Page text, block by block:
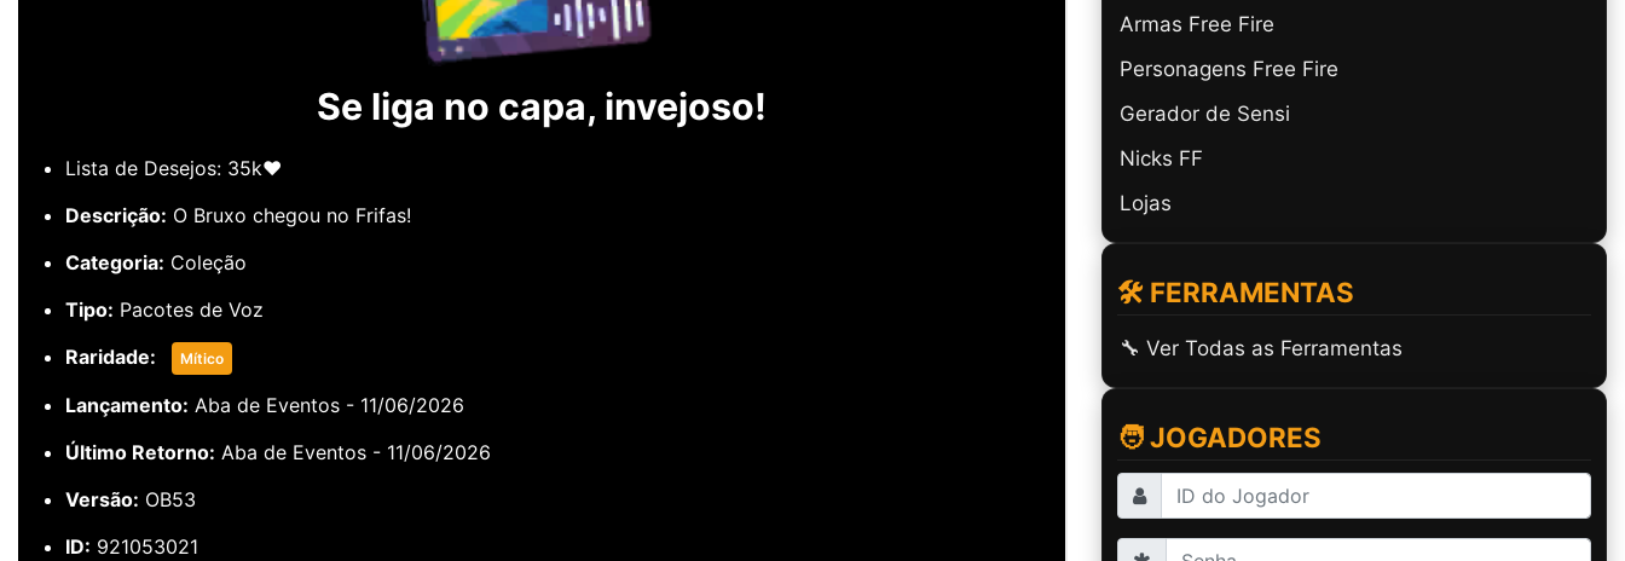
Se liga no capa, invejoso!
Lista de Desejos: 35k❤️
Descrição: O Bruxo chegou no Frifas!
Categoria: Coleção
Tipo: Pacotes de Voz
Raridade:
Mítico
Lançamento: Aba de Eventos - 11/06/2026
Último Retorno: Aba de Eventos - 11/06/2026
Versão: OB53
ID: 921053021
Armas Free Fire
Personagens Free Fire
Gerador de Sensi
Nicks FF
Lojas
🛠️ FERRAMENTAS
🔧 Ver Todas as Ferramentas
🧑 JOGADORES